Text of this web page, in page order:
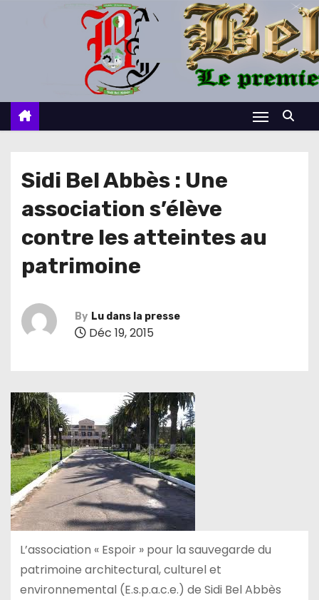
c
Sidi Bel Abbès : Une
association s’élève
contre les atteintes au
patrimoine
By Lu dans la presse
Déc 19, 2015
L’association « Espoir » pour la sauvegarde du
patrimoine architectural, culturel et
environnemental (E.s.p.a.c.e.) de Sidi Bel Abbès